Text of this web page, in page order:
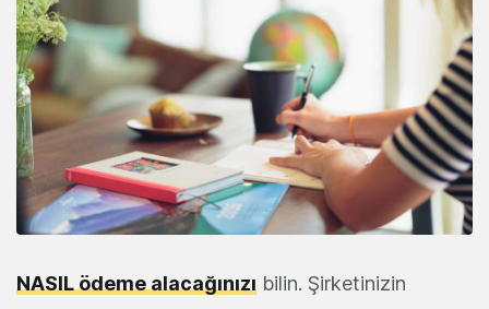
NASIL ödeme alacağınızı bilin. Şirketinizin